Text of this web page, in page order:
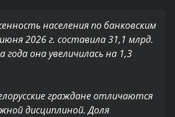
населения по банковским
2026 г. составила 31,1 млрд.
года она увеличилась на 1,3
граждане отличаются
дисциплиной. Доля